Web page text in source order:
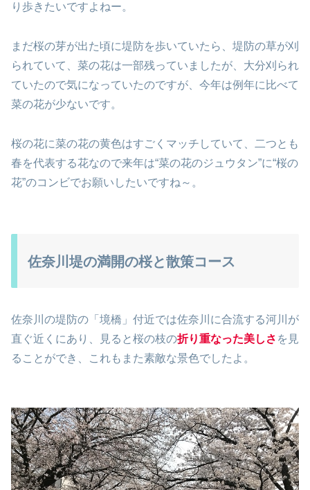
り歩きたいですよねー。
まだ桜の芽が出た頃に堤防を歩いていたら、堤防の草が刈
られていて、菜の花は一部残っていましたが、大分刈られ
ていたので気になっていたのですが、今年は例年に比べて
菜の花が少ないです。
桜の花に菜の花の黄色はすごくマッチしていて、二つとも
春を代表する花なので来年は“菜の花のジュウタン”に“桜の
花”のコンビでお願いしたいですね～。
佐奈川堤の満開の桜と散策コース
佐奈川の堤防の「境橋」付近では佐奈川に合流する河川が
直ぐ近くにあり、見ると桜の枝の折り重なった美しさ を見
ることができ、これもまた素敵な景色でしたよ。